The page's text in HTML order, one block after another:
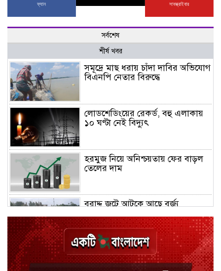
ফ্যান সাবস্ক্রাইবার
সর্বশেষ
শীর্ষ খবর
সমূদ্রে মাছ ধরায় চাঁদা দাবির অভিযোগ
বিএনপি নেতার বিরুদ্ধে
লোডশেডিংয়ের রেকর্ড, বহু এলাকায়
১০ ঘণ্টা নেই বিদ্যুৎ
হরমুজ নিয়ে অনিশ্চয়তায় ফের বাড়ল
তেলের দাম
বরাদ্দ জটে আটকে আছে বর্জ্য
বরিশালে এসএসসিতে বেড়েছে পাসের
হার, কমেছে জিপিএ-৫